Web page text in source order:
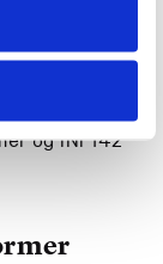
og INF142